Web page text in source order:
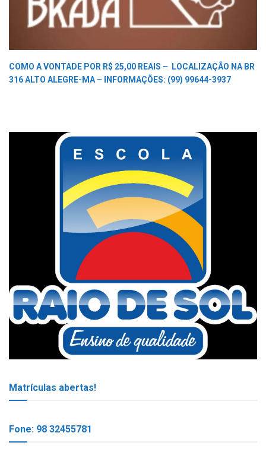
COMO A VONTADE POR R$ 25,00 REAIS –
LOCALIZAÇÃO NA BR
316 ALTO ALEGRE-MA –
INFORMAÇÕES: (99) 99644-3937
Matrículas abertas!
Fone: 98 32455781